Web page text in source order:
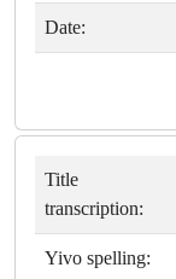
Date:
Title
transcription:
Yivo spelling: